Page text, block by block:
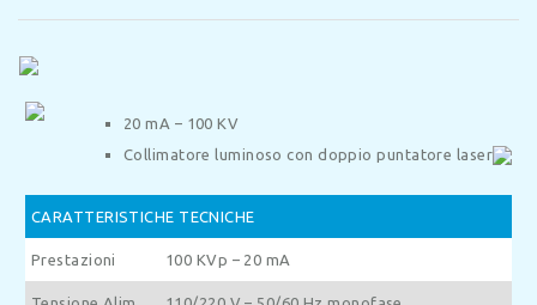
20 mA – 100 KV
Collimatore luminoso con doppio puntatore laser
CARATTERISTICHE TECNICHE
Prestazioni 100 KVp – 20 mA